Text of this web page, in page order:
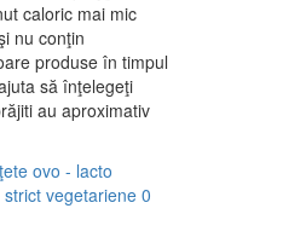
caloric mai mic
nu conţin
produse în timpul
să înţelegeţi
au aproximativ
ovo - lacto
strict vegetariene 0